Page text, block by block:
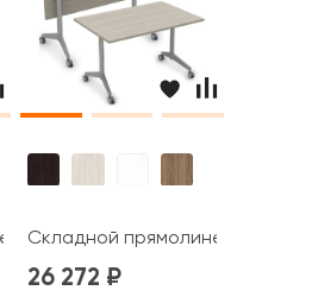
стол СИМПЛ / SIMPLE
Складной прямолинейный стол
26 272